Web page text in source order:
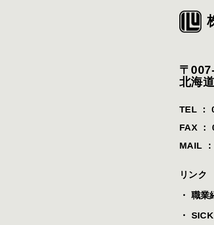
〒
北海
TEL ：
FAX ：
MAIL
リンク
・ 職業
・ SICK